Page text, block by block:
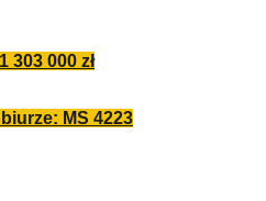
303 000 zł
MS 4223